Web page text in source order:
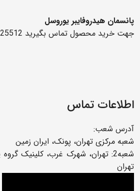
پانسمان هیدروفایبر یوروسل
جهت خرید محصول تماس بگیرید 09339925512
اطلاعات تماس
آدرس شعب:
شعبه مرکزی تهران، پونک، ایران زمین
شعبه2: تهران، شهرک غرب، کلینیک
تهران